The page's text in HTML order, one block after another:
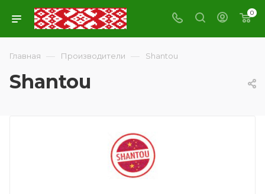
0
Главная — Производители — Shantou
Shantou